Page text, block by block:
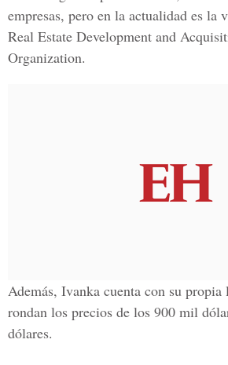
empresas, pero en la actualidad es la
Real Estate Development and
Organization.
Además, Ivanka cuenta con su propia
rondan los precios de los 900 mil
dólares.